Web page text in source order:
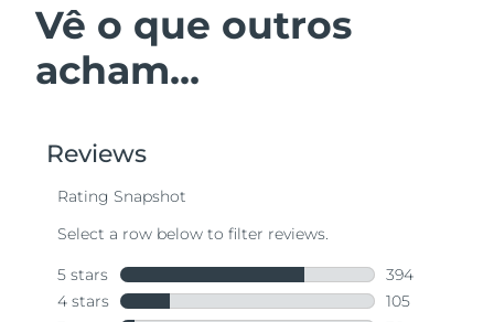
Vê o que outros
acham...